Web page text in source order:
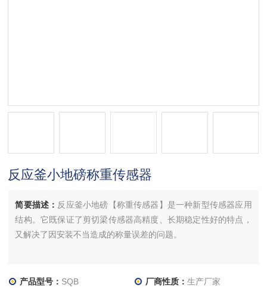
反应釜小地磅称重传感器
简要描述： 反应釜小地磅【称重传感器】是一种新型传感器应用
结构。它既保证了剪切梁传感器高精度、长期稳定性好的特点，
又解决了因安装不当造成的称量误差的问题。
产品型号： SQB 厂商性质： 生产厂家